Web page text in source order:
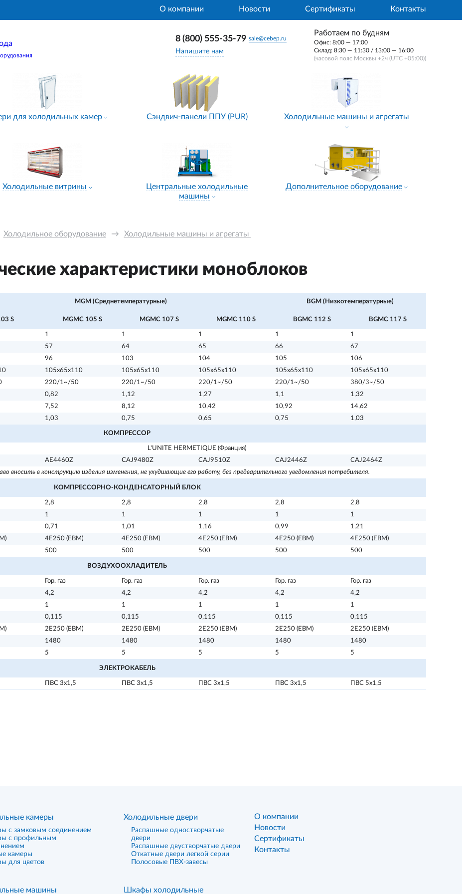
О компании Новости Сертификаты Контакты
8 (800) 555-35-79 sale@cebep.ru
Напишите нам
Работаем по будням
Офис: 8:00 — 17:00
Склад: 8:30 — 11:30 / 13:00 — 16:00
(часовой пояс Москвы +2ч (UTC +05:00))
для холодильных камер Сэндвич-панели ППУ (PUR) Холодильные машины и агрегаты
Холодильные витрины
Центральные холодильные
машины
Дополнительное оборудование
Холодильное оборудование → Холодильные машины и агрегаты
характеристики моноблоков
MGM (Среднетемпературные) BGM (Низкотемпературные)
S MGMС 105 S MGMС 107 S MGMС 110 S BGMС 112 S BGMС 117 S
1 1 1 1
1
57 64 65 66
67
96 103 104 105
106
105х65х110 105х65х110 105х65х110 105х65х110
105х65х110
220/1~/50 220/1~/50 220/1~/50 220/1~/50
380/3~/50
0,82 1,12 1,27 1,1
1,32
7,52 8,12 10,42 10,92
14,62
1,03 0,75 0,65 0,75 1,03
КОМПРЕССОР
L'UNITE HERMETIQUE (Франция)
AE4460Z CAJ9480Z CAJ9510Z CAJ2446Z
CAJ2464Z
вносить в конструкцию изделия изменения, не ухудшающие его работу, без предварительного уведомления потребителя.
КОМПРЕССОРНО-КОНДЕНСАТОРНЫЙ БЛОК
2,8 2,8 2,8 2,8
2,8
1 1 1 1
1
0,71 1,01 1,16 0,99
1,21
4Е250 (ЕВМ) 4Е250 (ЕВМ) 4Е250 (ЕВМ) 4Е250 (ЕВМ)
4Е250 (ЕВМ)
500 500 500 500 500
ВОЗДУХООХЛАДИТЕЛЬ
Гор. газ Гор. газ Гор. газ Гор. газ
Гор. газ
4,2 4,2 4,2 4,2
4,2
1 1 1 1
1
0,115 0,115 0,115 0,115
0,115
2Е250 (ЕВМ) 2Е250 (ЕВМ) 2Е250 (ЕВМ) 2Е250 (ЕВМ)
2Е250 (ЕВМ)
1480 1480 1480 1480
1480
5 5 5 5 5
ЭЛЕКТРОКАБЕЛЬ
ПВС 3х1,5 ПВС 3х1,5 ПВС 3х1,5 ПВС 3х1,5 ПВС 5х1,5
камеры
с замковым соединением
с профильным
камеры
для цветов
Холодильные двери
Распашные одностворчатые
двери
Распашные двустворчатые двери
Откатные двери легкой серии
Полосовые ПВХ-завесы
машины Шкафы холодильные
О компании
Новости
Сертификаты
Контакты